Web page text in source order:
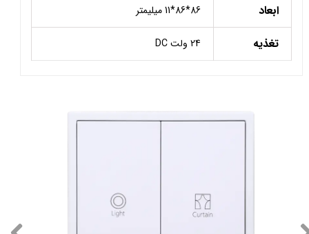
ابعاد 86*86*11 میلیمتر
تغذیه 24 ولت DC